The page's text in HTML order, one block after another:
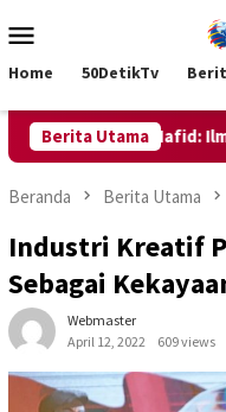
ke
Mobile
Home 50DetikTv
Berita Utama
Anwar Hafid: Ilmu
Beranda Berita Utama
Industri Kreatif
Sebagai
Webmaster
April 12, 2022
609 views